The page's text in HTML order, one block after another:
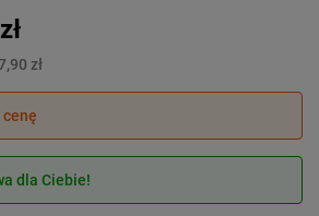
zł
zł
dla Ciebie!